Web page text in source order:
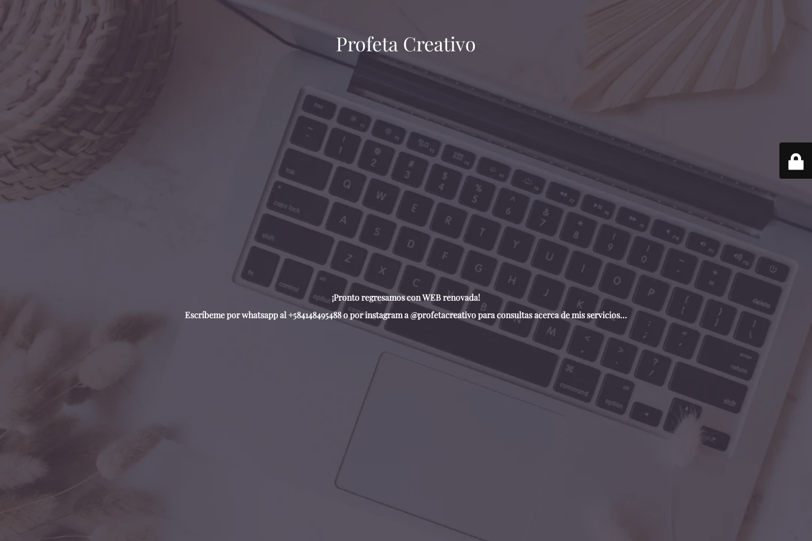
Profeta Creativo
¡Pronto regresamos con WEB renovada!
Escríbeme por whatsapp al +584148495488 o por instagram a @profetacreativo para consultas acerca de mis servicios...